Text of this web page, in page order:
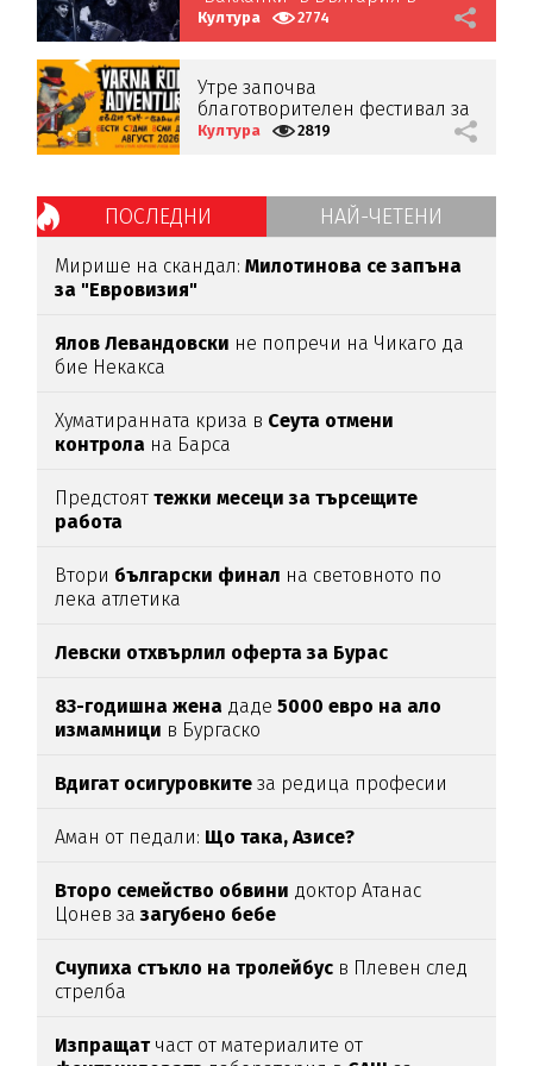
продажба от днес
Култура 2774
Утре започва
благотворителен фестивал за
подпомагане на онкоболни
Култура 2819
ПОСЛЕДНИ НАЙ-ЧЕТЕНИ
Мирише на скандал:Милотинова се запъна
за "Евровизия"
Ялов Левандовски не попречи на Чикаго да
бие Некакса
Хуматиранната криза в Сеута отмени
контрола на Барса
Предстояттежки месеци за търсещите
работа
Втори български финал на световното по
лека атлетика
Левски отхвърлил оферта за Бурас
83-годишна жена даде5000 евро на ало
измамници в Бургаско
Вдигат осигуровките за редица професии
Аман от педали: Що така, Азисе?
Второ семейство обвини доктор Атанас
Цонев зазагубено бебе
Счупиха стъкло на тролейбус в Плевен след
стрелба
Изпращатчаст от материалите от